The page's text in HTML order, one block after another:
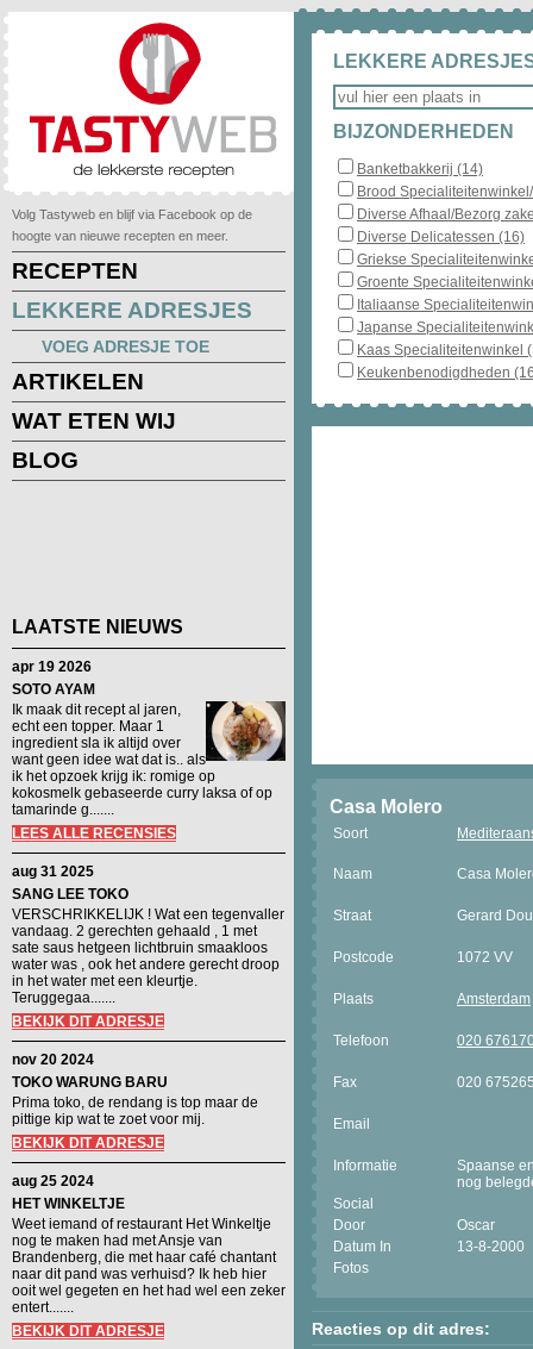
Volg Tastyweb en blijf via Facebook op de
hoogte van nieuwe recepten en meer.
RECEPTEN
LEKKERE ADRESJES
VOEG ADRESJE TOE
ARTIKELEN
WAT ETEN WIJ
BLOG
LAATSTE NIEUWS
apr 19 2026
SOTO AYAM
Ik maak dit recept al jaren,
echt een topper. Maar 1
ingredient sla ik altijd over
want geen idee wat dat is.. als
ik het opzoek krijg ik: romige op
kokosmelk gebaseerde curry laksa of op
tamarinde g.......
LEES ALLE RECENSIES
aug 31 2025
SANG LEE TOKO
VERSCHRIKKELIJK ! Wat een tegenvaller
vandaag. 2 gerechten gehaald , 1 met
sate saus hetgeen lichtbruin smaakloos
water was , ook het andere gerecht droop
in het water met een kleurtje.
Teruggegaa.......
BEKIJK DIT ADRESJE
nov 20 2024
TOKO WARUNG BARU
Prima toko, de rendang is top maar de
pittige kip wat te zoet voor mij.
BEKIJK DIT ADRESJE
aug 25 2024
HET WINKELTJE
Weet iemand of restaurant Het Winkeltje
nog te maken had met Ansje van
Brandenberg, die met haar café chantant
naar dit pand was verhuisd? Ik heb hier
ooit wel gegeten en het had wel een zeker
entert.......
BEKIJK DIT ADRESJE
LEKKERE
BIJZONDERHEDEN
Banketbakkerij (14)
Brood
Diverse Afhaal/Bezorg
Diverse Delicatessen (16)
Griekse
Groente
Italiaanse
Japanse
Kaas Specialiteitenwinkel
Keukenbenodigdheden
Casa Molero
Soort
Naam Casa
Straat Gerard
Postcode 1072 VV
Plaats Amsterdam
Telefoon 020
Fax 020
Email
Informatie
Spaanse
nog
Social
Door
Oscar
Datum In
13-8-2000
Fotos
Reacties op dit adres: